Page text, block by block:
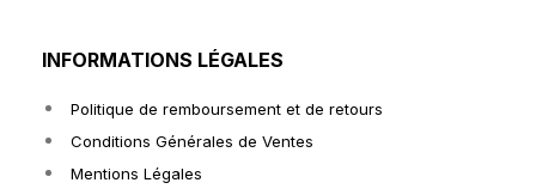
INFORMATIONS LÉGALES
Politique de remboursement et de retours
Conditions Générales de Ventes
Mentions Légales